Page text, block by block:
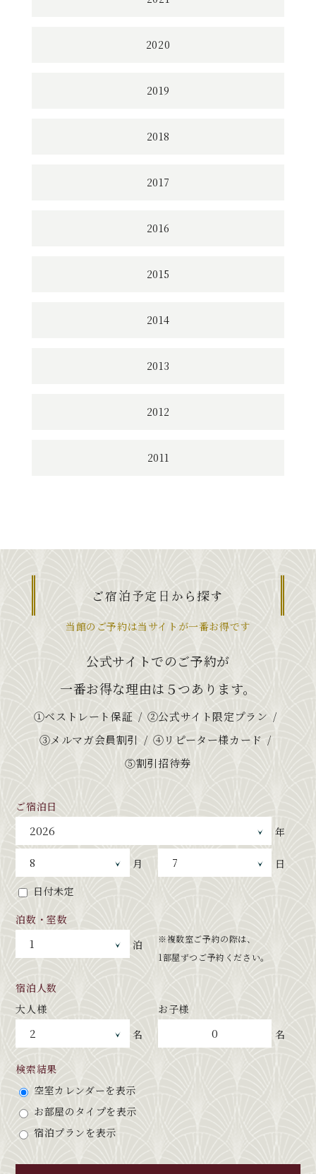
2020
2019
2018
2017
2016
2015
2014
2013
2012
2011
ご宿泊予定日から探す
当館のご予約は当サイトが一番お得です
公式サイトでのご予約が
一番お得な理由は５つあります。
①ベストレート保証
②公式サイト限定プラン
③メルマガ会員割引
④リピーター様カード
⑤割引招待券
ご宿泊日
年
月
日
日付未定
泊数・室数
泊
※複数室ご予約の際は、
1部屋ずつご予約ください。
宿泊人数
大人様
名
お子様
0 名
検索結果
空室カレンダーを表示
お部屋のタイプを表示
宿泊プランを表示